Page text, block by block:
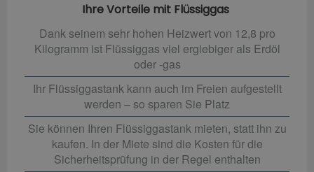
Ihre Vorteile mit Flüssiggas
Dank seinem sehr hohen Heizwert von 12,8 pro
Kilogramm ist Flüssiggas viel ergiebiger als Erdöl
oder -gas
Ihr Flüssiggastank kann auch im Freien aufgestellt
werden – so sparen Sie Platz
Sie können Ihren Flüssiggastank mieten, statt ihn zu
kaufen. In der Miete sind die Kosten für die
Sicherheitsprüfung in der Regel enthalten